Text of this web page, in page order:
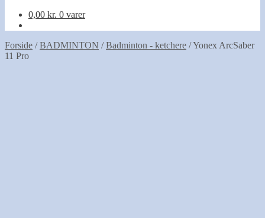
0,00 kr. 0 varer
Forside /BADMINTON /Badminton - ketchere /Yonex ArcSaber
11 Pro